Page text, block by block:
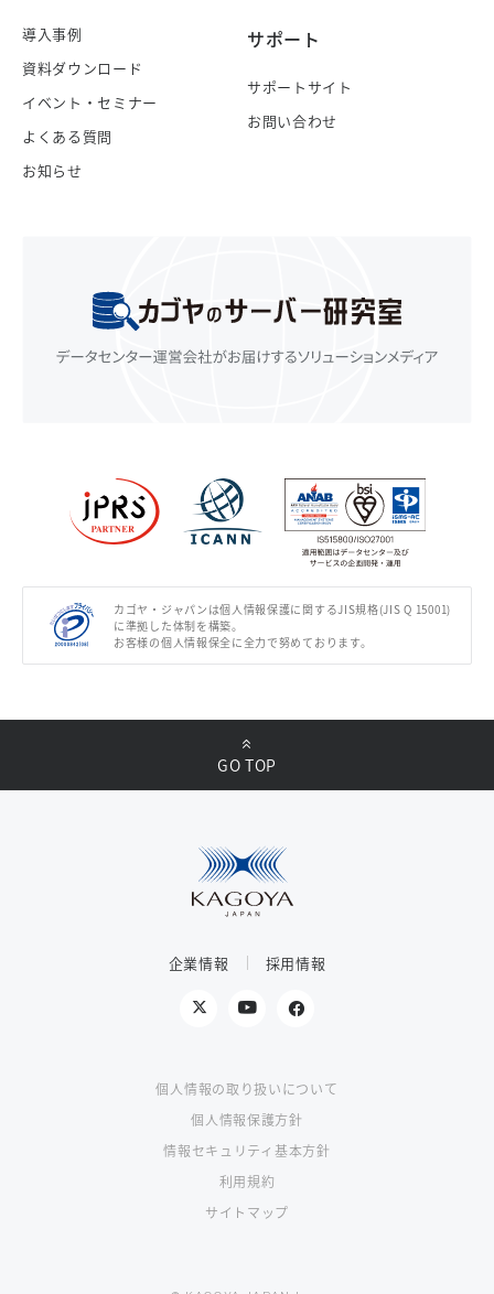
導入事例
資料ダウンロード
イベント・セミナー
よくある質問
お知らせ
サポート
サポートサイト
お問い合わせ
カゴヤ・ジャパンは個人情報保護に関するJIS規格(JIS Q 15001)
に準拠した体制を構築。
お客様の個人情報保全に全力で努めております。
企業情報 採用情報
個人情報の取り扱いについて
個人情報保護方針
情報セキュリティ基本方針
利用規約
サイトマップ
GO TOP